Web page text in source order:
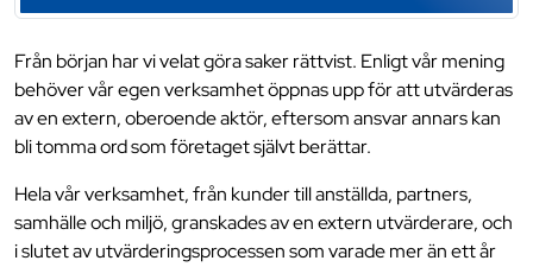
Från början har vi velat göra saker rättvist. Enligt vår mening
behöver vår egen verksamhet öppnas upp för att utvärderas
av en extern, oberoende aktör, eftersom ansvar annars kan
bli tomma ord som företaget självt berättar.
Hela vår verksamhet, från kunder till anställda, partners,
samhälle och miljö, granskades av en extern utvärderare, och
i slutet av utvärderingsprocessen som varade mer än ett år